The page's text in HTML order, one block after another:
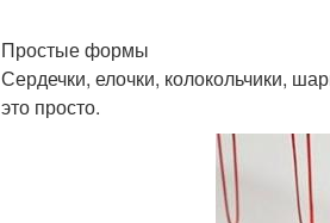
Простые формы
Сердечки, елочки, колокольчики,
это просто.